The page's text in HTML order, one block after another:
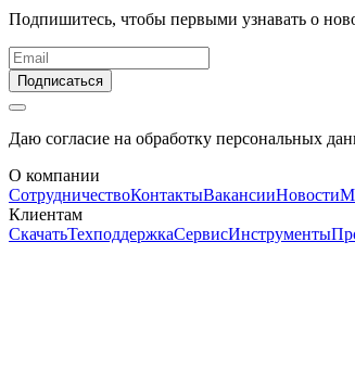
Подпишитесь, чтобы первыми узнавать о
Подписаться
Даю согласие на обработку персональных
О компании
СотрудничествоКонтактыВакансииНовости
Клиентам
СкачатьТехподдержкаСервисИнструменты